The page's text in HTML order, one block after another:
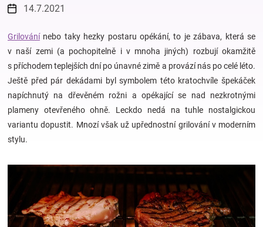
Pokojíček
a
kojenecká
výbava
Hračky
pro
14.7.2021
Grilovánínebo taky hezky postaru opékání, to je zábava, která se
v naší zemi (a pochopitelně i v mnoha jiných) rozbují okamžitě
s příchodem teplejších dní po únavné zimě a provází nás po celé léto.
Ještě před pár dekádami byl symbolem této kratochvíle špekáček
napíchnutý na dřevěném rožni a opékající se nad nezkrotnými
plameny otevřeného ohně. Leckdo nedá na tuhle nostalgickou
variantu dopustit. Mnozí však už upřednostní grilování v moderním
stylu.